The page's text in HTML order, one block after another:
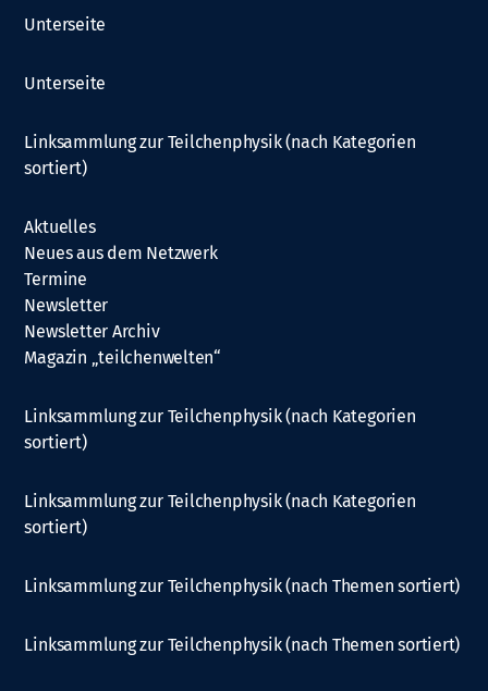
Unterseite
Unterseite
Linksammlung zur Teilchenphysik (nach Kategorien
sortiert)
Aktuelles
Neues aus dem Netzwerk
Termine
Newsletter
Newsletter Archiv
Magazin „teilchenwelten“
Linksammlung zur Teilchenphysik (nach Kategorien
sortiert)
Linksammlung zur Teilchenphysik (nach Kategorien
sortiert)
Linksammlung zur Teilchenphysik (nach Themen sortiert)
Linksammlung zur Teilchenphysik (nach Themen sortiert)